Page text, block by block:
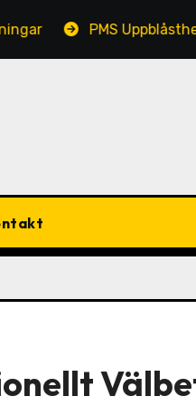
PMS Uppblåsthet: